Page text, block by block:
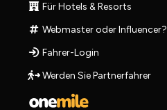
Für Hotels & Resorts
Webmaster oder Influencer?
Fahrer-Login
Werden Sie Partnerfahrer